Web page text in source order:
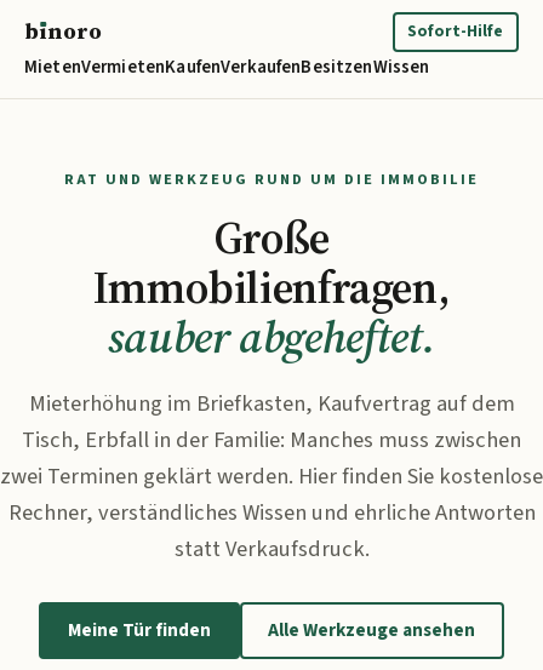
bınoro
MietenVermietenKaufenVerkaufenBesitzenWissen
Sofort-Hilfe
RAT UND WERKZEUG RUND UM DIE IMMOBILIE
Große
Immobilienfragen,
sauber abgeheftet.
Mieterhöhung im Briefkasten, Kaufvertrag auf dem
Tisch, Erbfall in der Familie: Manches muss zwischen
zwei Terminen geklärt werden. Hier finden Sie kostenlose
Rechner, verständliches Wissen und ehrliche Antworten
statt Verkaufsdruck.
Meine Tür finden Alle Werkzeuge ansehen